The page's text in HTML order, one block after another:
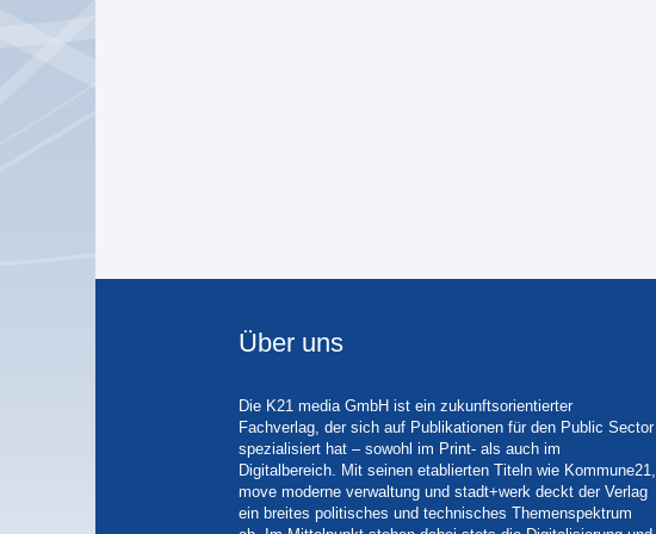
Über uns
Die K21 media GmbH ist ein zukunftsorientierter
Fachverlag, der sich auf Publikationen für den Public Sector
spezialisiert hat – sowohl im Print- als auch im
Digitalbereich. Mit seinen etablierten Titeln wie Kommune21,
move moderne verwaltung und stadt+werk deckt der Verlag
ein breites politisches und technisches Themenspektrum